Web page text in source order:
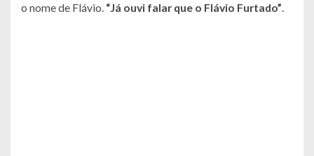
o nome de Flávio. “Já ouvi falar que o Flávio Furtado”.